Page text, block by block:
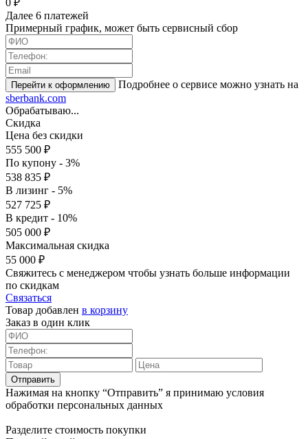
Далее 6 платежей
Примерный график, может быть сервисный сбор
Подробнее о сервисе можно узнать на
sberbank.com
Обрабатываю...
Скидка
Цена без скидки
555 500 ₽
По купону - 3%
538 835 ₽
В лизинг - 5%
527 725 ₽
В кредит - 10%
505 000 ₽
Максимальная скидка
55 000 ₽
Свяжитесь с менеджером чтобы узнать больше информации
по скидкам
Связаться
Товар добавлен в корзину
Заказ в один клик
Отправить
Нажимая на кнопку “Отправить” я принимаю условия
обработки персональных данных
Разделите стоимость покупки